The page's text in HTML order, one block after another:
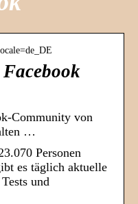
Community von
…
Personen
es täglich aktuelle
und